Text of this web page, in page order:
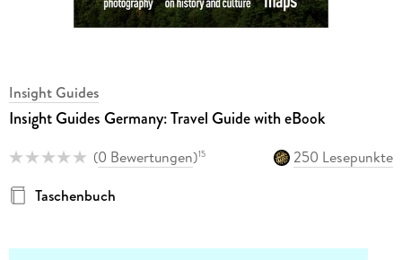
Insight Guides
Insight Guides Germany: Travel Guide with eBook
(0 Bewertungen)15
250 Lesepunkte
Taschenbuch